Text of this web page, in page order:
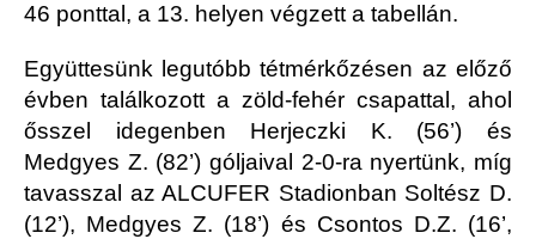
46 ponttal, a 13. helyen végzett a tabellán.
Együttesünk legutóbb tétmérkőzésen az előző
évben találkozott a zöld-fehér csapattal, ahol
ősszel idegenben Herjeczki K. (56’) és
Medgyes Z. (82’) góljaival 2-0-ra nyertünk, míg
tavasszal az ALCUFER Stadionban Soltész D.
(12’), Medgyes Z. (18’) és Csontos D.Z. (16’,